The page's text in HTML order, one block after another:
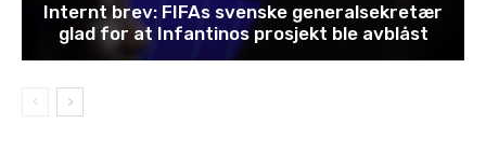
Internt brev: FIFAs svenske generalsekretær
glad for at Infantinos prosjekt ble avblåst